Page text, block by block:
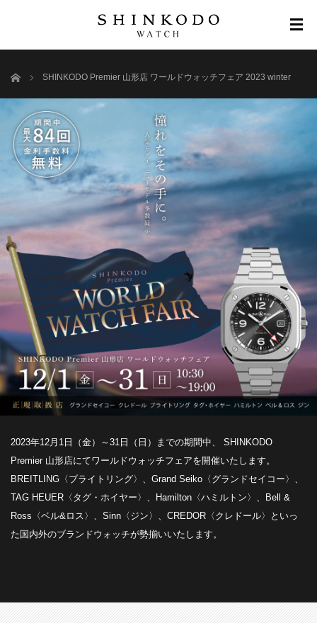
ホーム SHINKODO Premier 山形店 ワールドウォッチフェア 2023 winter
2023年12月1日（金）～31日（日）までの期間中、 SHINKODO
Premier 山形店にてワールドウォッチフェアを開催いたします。
BREITLING〈ブライトリング〉、Grand Seiko〈グランドセイコー〉、
TAG HEUER〈タグ・ホイヤー〉、Hamilton〈ハミルトン〉、Bell &
Ross〈ベル&ロス〉、Sinn〈ジン〉、CREDOR〈クレドール〉といっ
た国内外のブランドウォッチが勢揃いいたします。